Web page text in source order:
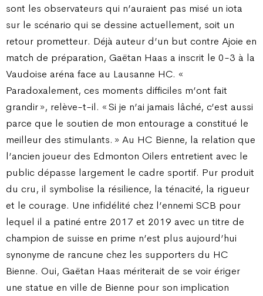
sont les observateurs qui n’auraient pas misé un iota
sur le scénario qui se dessine actuellement, soit un
retour prometteur. Déjà auteur d’un but contre Ajoie en
match de préparation, Gaëtan Haas a inscrit le 0-3 à la
Vaudoise aréna face au Lausanne HC. «
Paradoxalement, ces moments difficiles m’ont fait
grandir », relève-t-il. « Si je n’ai jamais lâché, c’est aussi
parce que le soutien de mon entourage a constitué le
meilleur des stimulants. » Au HC Bienne, la relation que
l’ancien joueur des Edmonton Oilers entretient avec le
public dépasse largement le cadre sportif. Pur produit
du cru, il symbolise la résilience, la ténacité, la rigueur
et le courage. Une infidélité chez l’ennemi SCB pour
lequel il a patiné entre 2017 et 2019 avec un titre de
champion de suisse en prime n’est plus aujourd’hui
synonyme de rancune chez les supporters du HC
Bienne. Oui, Gaëtan Haas mériterait de se voir ériger
une statue en ville de Bienne pour son implication